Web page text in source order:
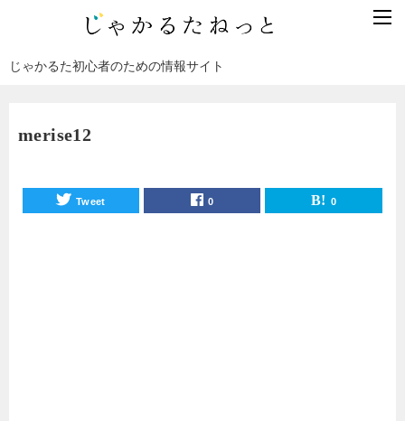
じゃかるた初心者のための情報サイト
merise12
Tweet 0 0